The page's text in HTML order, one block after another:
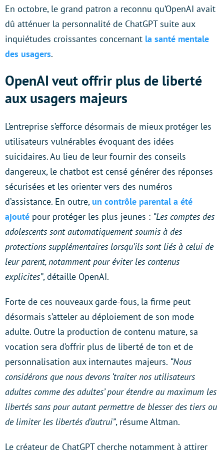
En octobre, le grand patron a reconnu qu’OpenAI avait
dû atténuer la personnalité de ChatGPT suite aux
inquiétudes croissantes concernant la santé mentale
des usagers.
OpenAI veut offrir plus de liberté
aux usagers majeurs
L’entreprise s’efforce désormais de mieux protéger les
utilisateurs vulnérables évoquant des idées
suicidaires. Au lieu de leur fournir des conseils
dangereux, le chatbot est censé générer des réponses
sécurisées et les orienter vers des numéros
d’assistance. En outre, un contrôle parental a été
ajouté pour protéger les plus jeunes : “Les comptes des
adolescents sont automatiquement soumis à des
protections supplémentaires lorsqu’ils sont liés à celui de
leur parent, notamment pour éviter les contenus
explicites”, détaille OpenAI.
Forte de ces nouveaux garde-fous, la firme peut
désormais s’atteler au déploiement de son mode
adulte. Outre la production de contenu mature, sa
vocation sera d’offrir plus de liberté de ton et de
personnalisation aux internautes majeurs. “Nous
considérons que nous devons ‘traiter nos utilisateurs
adultes comme des adultes’ pour étendre au maximum les
libertés sans pour autant permettre de blesser des tiers ou
de limiter les libertés d’autrui”, résume Altman.
Le créateur de ChatGPT cherche notamment à attirer